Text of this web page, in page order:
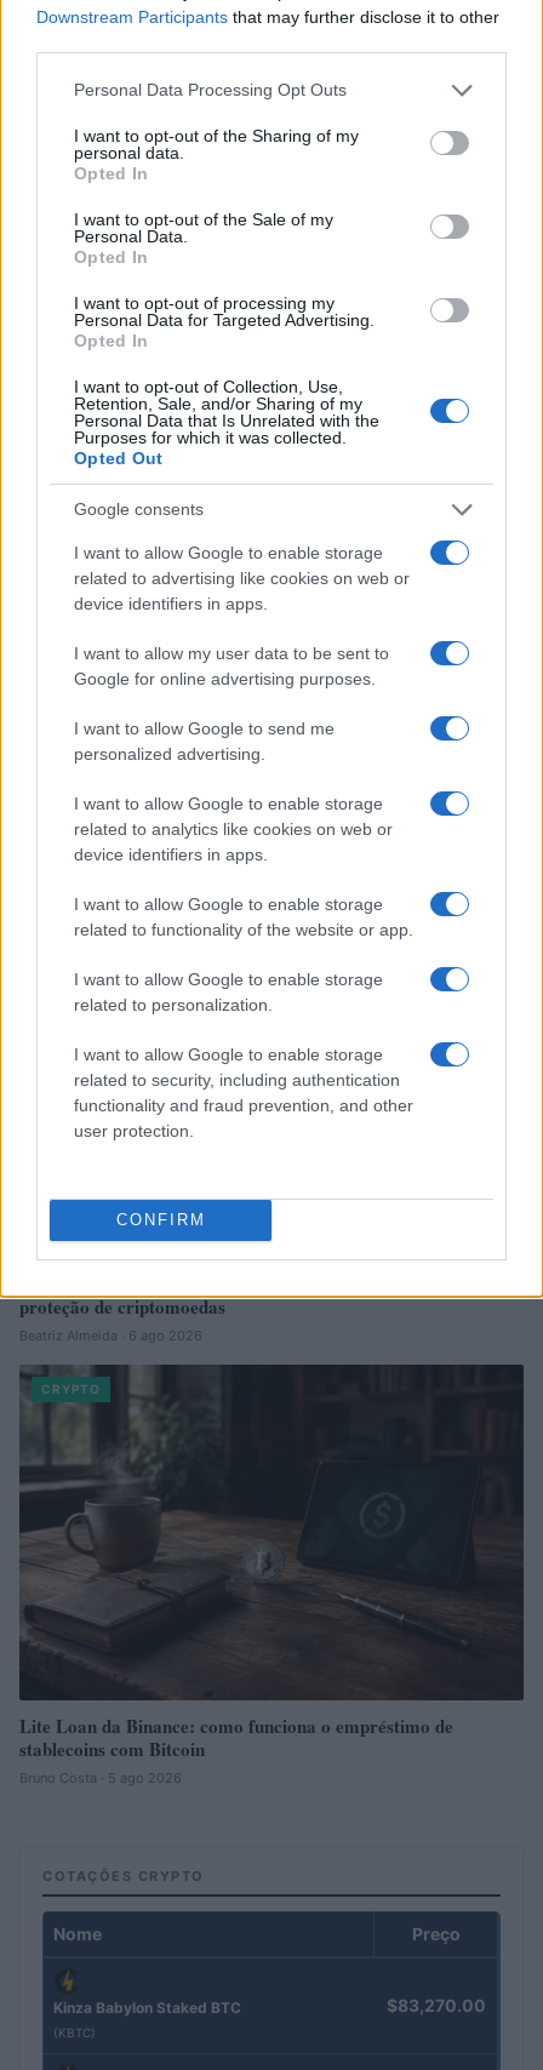
Downstream Participants that may further disclose it to other
Please note that this website/app uses one or more Google
not limited to your visit or usage behaviour. You may click to
grant or deny consent to Google and its third-party tags to
use your data for below specified purposes in below Google
consent section.
Personal Data Processing Opt Outs
I want to opt-out of the Sharing of my
personal data.
Opted In
I want to opt-out of the Sale of my
Personal Data.
Opted In
I want to opt-out of processing my
Personal Data for Targeted Advertising.
Opted In
I want to opt-out of Collection, Use,
Retention, Sale, and/or Sharing of my
Personal Data that Is Unrelated with the
Purposes for which it was collected.
Opted Out
Google consents
I want to allow Google to enable storage
related to advertising like cookies on web or
device identifiers in apps.
I want to allow my user data to be sent to
Google for online advertising purposes.
I want to allow Google to send me
personalized advertising.
I want to allow Google to enable storage
related to analytics like cookies on web or
device identifiers in apps.
I want to allow Google to enable storage
related to functionality of the website or app.
I want to allow Google to enable storage
related to personalization.
I want to allow Google to enable storage
related to security, including authentication
functionality and fraud prevention, and other
user protection.
CONFIRM
Continue lendo
CRYPTO
Como escolher e usar carteiras de autocustódia para
segurança de criptoativos
proteção de criptomoedas
Beatriz Almeida · 6 ago 2026
CRYPTO
Lite Loan da Binance: como funciona o empréstimo de
stablecoins com Bitcoin
Bruno Costa · 5 ago 2026
COTAÇÕES CRYPTO
Nome Preço
Kinza Babylon Staked BTC
(KBTC)
$83,270.00